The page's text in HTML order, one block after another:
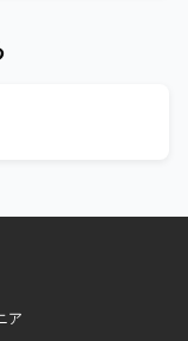
ア